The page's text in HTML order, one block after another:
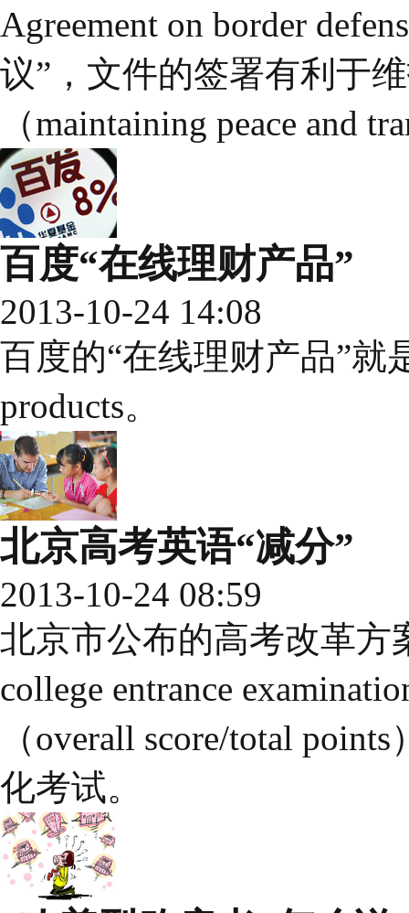
Agreement on border
议”，文件的签署有利于
（maintaining peace and
百度“在线理财产品”
2013-10-24 14:08
百度的“在线理财产品”就
products。
北京高考英语“减分”
2013-10-24 08:59
北京市公布的高考改革方
college entrance
（overall score/total
化考试。